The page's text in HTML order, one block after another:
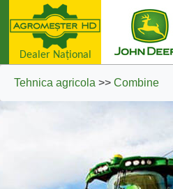
Dealer Naţional
Tehnica agricola >> Combine